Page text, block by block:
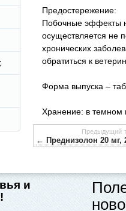
Предостережение:
Побочные эффекты
осуществляется не
хронических
обратиться к
Форма выпуска –
Хранение: в темном
Предыдущий
← Преднизолон 20 мг,
и